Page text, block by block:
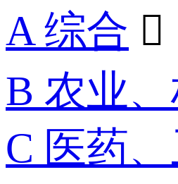
A 综合 
B 农业
C 医药、